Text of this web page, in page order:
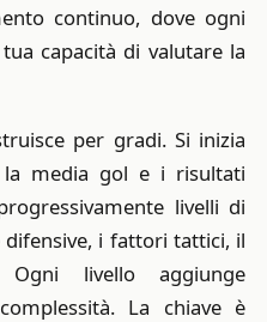
continuo, dove ogni
capacità di valutare la
per gradi. Si inizia
media gol e i risultati
livelli di
difensive, i fattori tattici, il
Ogni livello aggiunge
La chiave è